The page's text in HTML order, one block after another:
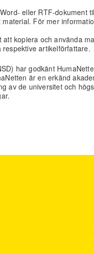
eller RTF-
För mer
kopiera och använda
artikelförfattare.
har godkänt
är en erkänd
av de universitet och